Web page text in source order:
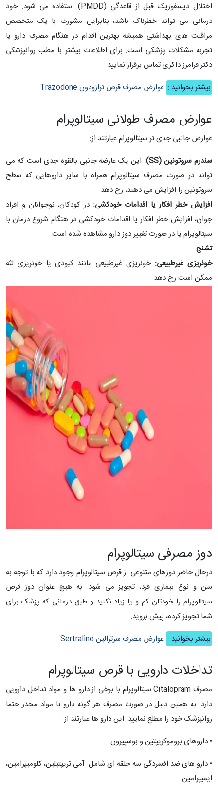
اختلال دیسفوریک قبل از قاعدگی (PMDD) استفاده می شود. خود
درمانی می تواند خطرناک باشد، بنابراین مشورت با یک متخصص
مراقبت های بهداشتی همیشه بهترین اقدام در هنگام مصرف دارو یا
تجربه مشکلات پزشکی است. برای اطلاعات بیشتر با مطب روانپزشکی
دکتر فرامرز ذاکری تماس برقرار نمایید.
بیشتر بخوانید : عوارض مصرف قرص ترازودون Trazodone
عوارض مصرف طولانی سیتالوپرام
عوارض جانبی جدی تر سیتالوپرام عبارتند از:
سندرم سروتونین (SS):
این یک عارضه جانبی بالقوه جدی است که می
تواند در صورت مصرف سیتالوپرام همراه با سایر داروهایی که سطح
سروتونین را افزایش می دهند، رخ دهد.
افزایش خطر افکار یا اقدامات خودکشی: در کودکان، نوجوانان و افراد
جوان، افزایش خطر افکار یا اقدامات خودکشی در هنگام شروع درمان با
سیتالوپرام یا در صورت تغییر دوز دارو مشاهده شده است.
تشنج
خونریزی غیرطبیعی: خونریزی غیرطبیعی مانند کبودی یا خونریزی لثه
ممکن است رخ دهد.
دوز مصرفی سیتالوپرام
درحال حاضر دوزهای متنوعی از قرص سیتالوپرام وجود دارد که با توجه به
سن و نوع بیماری فرد، تجویز می شود. به هیچ عنوان دوز قرص
سیتالوپرام را خودتان کم و یا زیاد نکنید و طبق درمانی که پزشک برای
شما تجویز کرده، پیش بروید.
بیشتر بخوانید : عوارض مصرف سرترالین Sertraline
تداخلات دارویی با قرص سیتالوپرام
مصرف Citalopram سیتالوپرام با برخی از دارو ها و مواد تداخل دارویی
دارد. به همین دلیل در صورت مصرف هر گونه دارو یا مواد مخدر حتما
روانپزشک خود را مطلع نمایید. این دارو ها عبارتند از:
• داروهای بروموکریپتین و بوسپیرون
• دارو های ضد افسردگی سه حلقه ای شامل: آمی تریپتیلین، کلومیپرامین،
ایمیپرامین